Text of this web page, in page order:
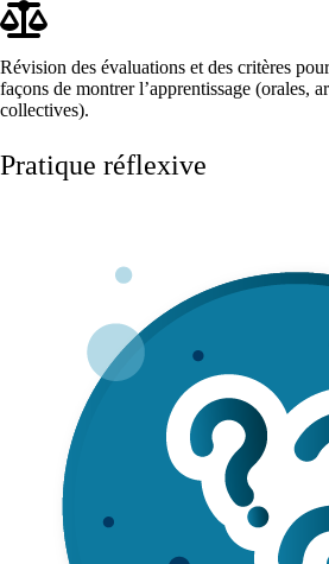
Révision des évaluations et des critères
façons de montrer l’apprentissage (orales,
collectives).
Pratique réflexive